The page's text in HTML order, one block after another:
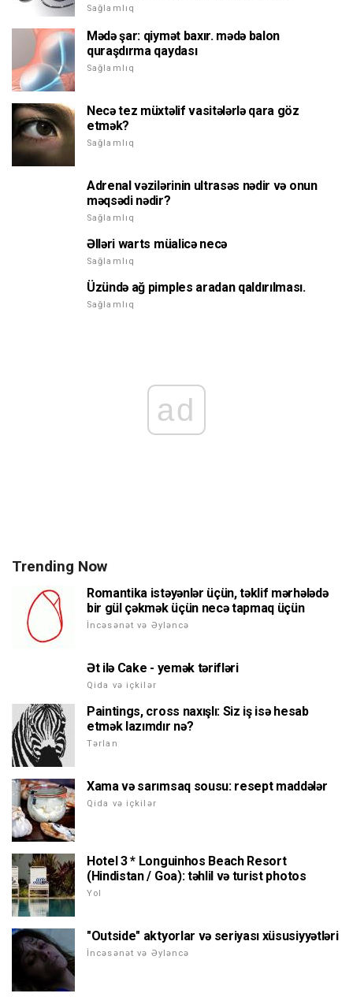
Sağlamlıq
Mədə şar: qiymət baxır. mədə balon
quraşdırma qaydası
Sağlamlıq
Necə tez müxtəlif vasitələrlə qara göz
etmək?
Sağlamlıq
Adrenal vəzilərinin ultrasəs nədir və onun
məqsədi nədir?
Sağlamlıq
Əlləri warts müalicə necə
Sağlamlıq
Üzündə ağ pimples aradan qaldırılması.
Sağlamlıq
ad
Trending Now
Romantika istəyənlər üçün, təklif mərhələdə
bir gül çəkmək üçün necə tapmaq üçün
İncəsənət və Əyləncə
Ət ilə Cake - yemək tərifləri
Qida və içkilər
Paintings, cross naxışlı: Siz iş isə hesab
etmək lazımdır nə?
Tərlan
Xama və sarımsaq sousu: resept maddələr
Qida və içkilər
Hotel 3 * Longuinhos Beach Resort
(Hindistan / Goa): təhlil və turist photos
Yol
"Outside" aktyorlar və seriyası xüsusiyyətləri
İncəsənət və Əyləncə